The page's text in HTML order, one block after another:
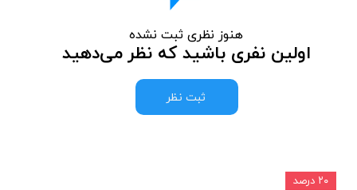
هنوز نظری ثبت نشده
اولین نفری باشید که نظر می‌دهید
ثبت نظر
۲۰ درصد